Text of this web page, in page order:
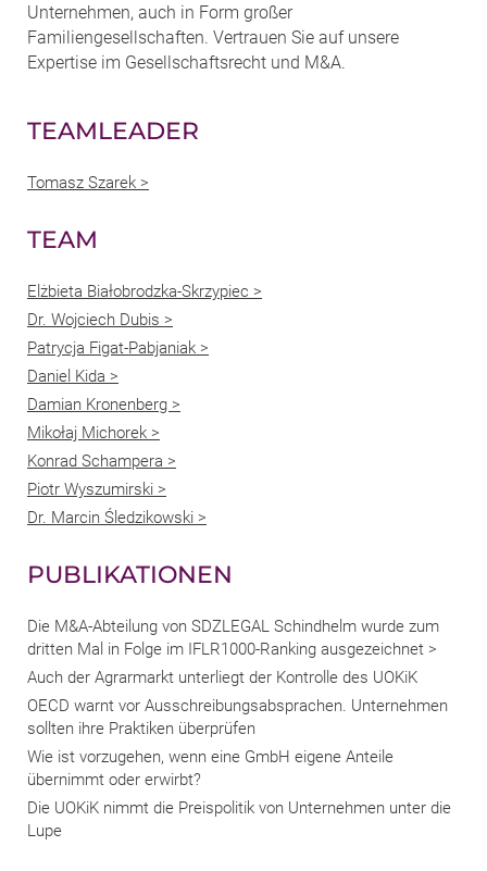
Unternehmen, auch in Form großer
Familiengesellschaften. Vertrauen Sie auf unsere
Expertise im Gesellschaftsrecht und M&A.
TEAMLEADER
Tomasz Szarek >
TEAM
Elżbieta Białobrodzka-Skrzypiec >
Dr. Wojciech Dubis >
Patrycja Figat-Pabjaniak >
Daniel Kida >
Damian Kronenberg >
Mikołaj Michorek >
Konrad Schampera >
Piotr Wyszumirski >
Dr. Marcin Śledzikowski >
PUBLIKATIONEN
Die M&A-Abteilung von SDZLEGAL Schindhelm wurde zum
dritten Mal in Folge im IFLR1000-Ranking ausgezeichnet >
Auch der Agrarmarkt unterliegt der Kontrolle des UOKiK
OECD warnt vor Ausschreibungsabsprachen. Unternehmen
sollten ihre Praktiken überprüfen
Wie ist vorzugehen, wenn eine GmbH eigene Anteile
übernimmt oder erwirbt?
Die UOKiK nimmt die Preispolitik von Unternehmen unter die
Lupe